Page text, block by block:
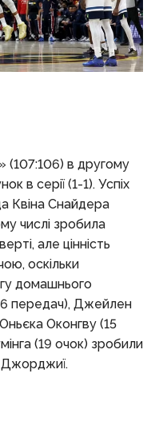
в другому
в серії (1-1). Успіх
Квіна Снайдера
числі зробила
але цінність
оскільки
домашнього
6 передач), Джейлен
Оконгву (15
(19 очок) зробили
Джорджиї.